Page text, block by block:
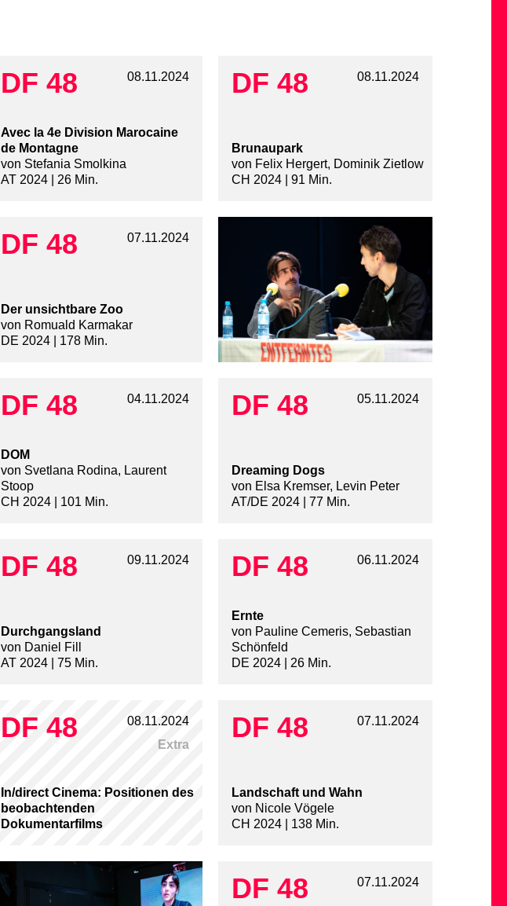
DF 48 08.11.2024
Avec la 4e Division Marocaine
de Montagne
von Stefania Smolkina
AT 2024 | 26 Min.
DF 48 08.11.2024
Brunaupark
von Felix Hergert, Dominik Zietlow
CH 2024 | 91 Min.
DF 48 07.11.2024
Der unsichtbare Zoo
von Romuald Karmakar
DE 2024 | 178 Min.
DF 48 04.11.2024
DOM
von Svetlana Rodina, Laurent
Stoop
CH 2024 | 101 Min.
DF 48 05.11.2024
Dreaming Dogs
von Elsa Kremser, Levin Peter
AT/DE 2024 | 77 Min.
DF 48 09.11.2024
Durchgangsland
von Daniel Fill
AT 2024 | 75 Min.
DF 48 06.11.2024
Ernte
von Pauline Cemeris, Sebastian
Schönfeld
DE 2024 | 26 Min.
Extra
DF 48 08.11.2024
In/direct Cinema: Positionen des
beobachtenden
Dokumentarfilms
DF 48 07.11.2024
Landschaft und Wahn
von Nicole Vögele
CH 2024 | 138 Min.
DF 48 07.11.2024